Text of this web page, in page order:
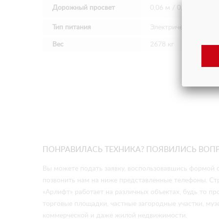
Дорожный просвет 0,06 м / 0,02 м
Тип питания Электрический 6V х
Вес 2678 кг
ПОНРАВИЛАСЬ ТЕХНИКА? ПОЯВИЛИСЬ
Вы можете подать заявку, воспользовавшись формой
позвонить нам на ниже представленные телефоны.
«Арлифт» работает на различных объектах, будь то
торговые площадки, частные загородные участки,
коммерческой и даже жилой недвижимости.